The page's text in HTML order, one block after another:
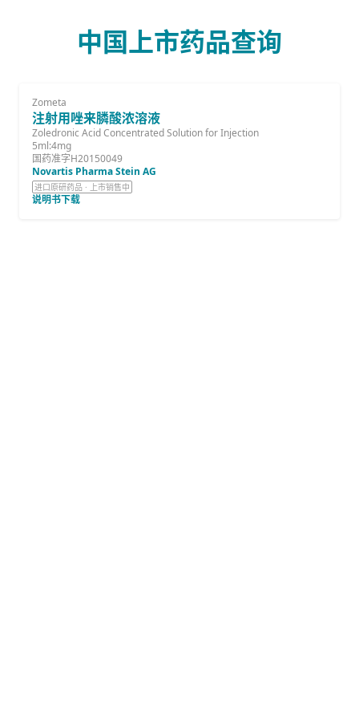
中国上市药品查询
Zometa
注射用唑来膦酸浓溶液
Zoledronic Acid Concentrated Solution for Injection
5ml:4mg
国药准字H20150049
Novartis Pharma Stein AG
进口原研药品 · 上市销售中
说明书下载